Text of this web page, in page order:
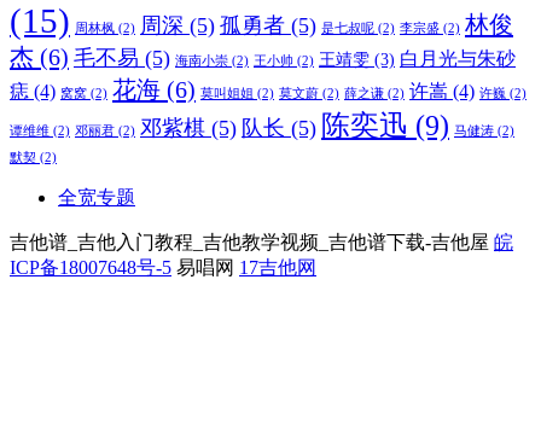
(15) 周林枫 (2) 周深 (5) 孤勇者 (5) 是七叔呢 (2) 李宗盛 (2) 林俊
杰 (6) 毛不易 (5) 海南小崇 (2) 王小帅 (2) 王靖雯 (3) 白月光与朱砂
痣 (4) 窝窝 (2) 花海 (6) 莫叫姐姐 (2) 莫文蔚 (2) 薛之谦 (2) 许嵩 (4) 许巍 (2)
谭维维 (2) 邓丽君 (2) 邓紫棋 (5) 队长 (5) 陈奕迅 (9) 马健涛 (2)
默契 (2)
全宽专题
吉他谱_吉他入门教程_吉他教学视频_吉他谱下载-吉他屋 皖
ICP备18007648号-5 易唱网 17吉他网